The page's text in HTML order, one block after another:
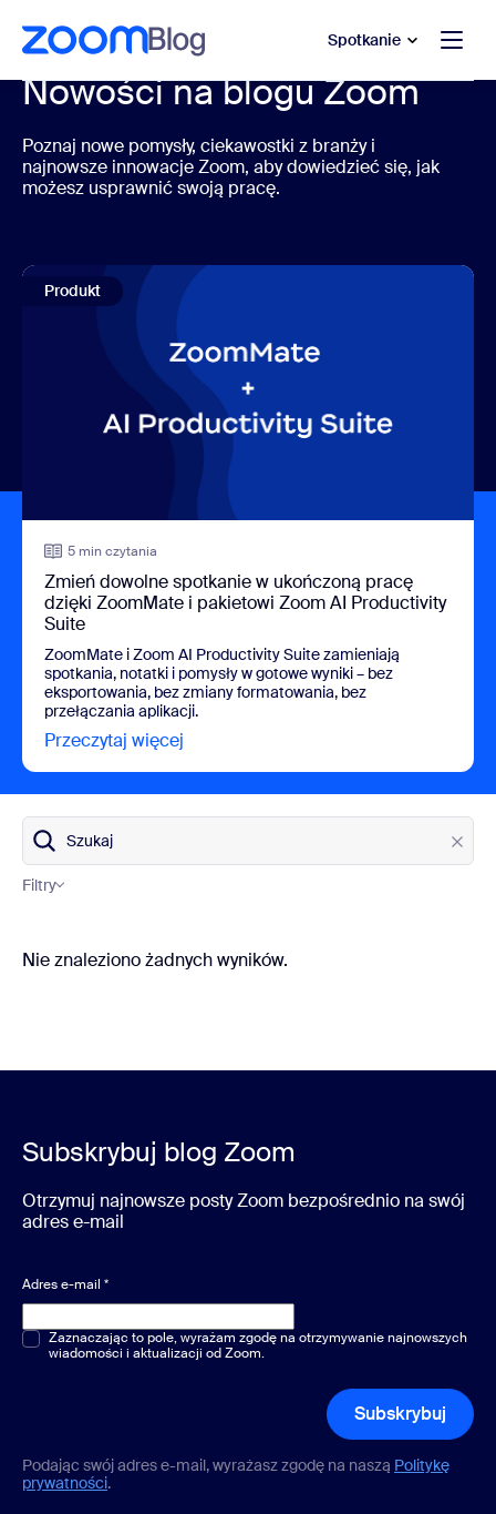
treści głównej
pomocy na czacie Spotkanie
Nowości na blogu Zoom
Poznaj nowe pomysły, ciekawostki z branży i
najnowsze innowacje Zoom, aby dowiedzieć się, jak
możesz usprawnić swoją pracę.
Produkt
5 min czytania
Zmień dowolne spotkanie w ukończoną pracę
dzięki ZoomMate i pakietowi Zoom AI Productivity
Suite
ZoomMate i Zoom AI Productivity Suite zamieniają
spotkania, notatki i pomysły w gotowe wyniki – bez
eksportowania, bez zmiany formatowania, bez
przełączania aplikacji.
Przeczytaj więcej
Szukaj
Filtry
Nie znaleziono żadnych wyników.
Subskrybuj blog Zoom
Otrzymuj najnowsze posty Zoom bezpośrednio na swój
adres e-mail
Adres e-mail *
Pytania jednokrotnego lub wielokrotnego wyboru*
Zaznaczając to pole, wyrażam zgodę na otrzymywanie najnowszych
wiadomości i aktualizacji od Zoom.
Subskrybuj
Podając swój adres e-mail, wyrażasz zgodę na naszą Politykę
prywatności.